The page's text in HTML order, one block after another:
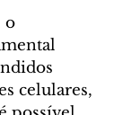
o
celulares,